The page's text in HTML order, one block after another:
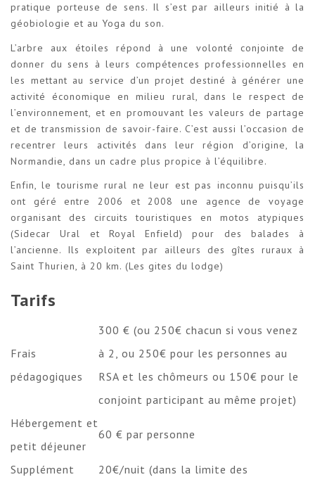
pratique porteuse de sens. Il s’est par ailleurs initié à la
géobiologie et au Yoga du son.
L’arbre aux étoiles répond à une volonté conjointe de
donner du sens à leurs compétences professionnelles en
les mettant au service d’un projet destiné à générer une
activité économique en milieu rural, dans le respect de
l’environnement, et en promouvant les valeurs de partage
et de transmission de savoir-faire. C’est aussi l’occasion de
recentrer leurs activités dans leur région d’origine, la
Normandie, dans un cadre plus propice à l’équilibre.
Enfin, le tourisme rural ne leur est pas inconnu puisqu’ils
ont géré entre 2006 et 2008 une agence de voyage
organisant des circuits touristiques en motos atypiques
(Sidecar Ural et Royal Enfield) pour des balades à
l’ancienne. Ils exploitent par ailleurs des gîtes ruraux à
Saint Thurien, à 20 km. (Les gites du lodge)
Tarifs
Frais
pédagogiques
300 € (ou 250€ chacun si vous venez
à 2, ou 250€ pour les personnes au
RSA et les chômeurs ou 150€ pour le
conjoint participant au même projet)
Hébergement et
petit déjeuner
60 € par personne
Supplément
20€/nuit (dans la limite des